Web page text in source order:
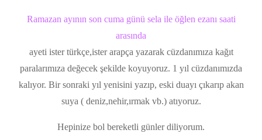
Ramazan ayının son cuma günü sela ile öğlen ezanı saati
arasında
ayeti ister türkçe,ister arapça yazarak cüzdanımıza kağıt
paralarımıza değecek şekilde koyuyoruz. 1 yıl cüzdanımızda
kalıyor. Bir sonraki yıl yenisini yazıp, eski duayı çıkarıp akan
suya ( deniz,nehir,ırmak vb.) atıyoruz.
Hepinize bol bereketli günler diliyorum.